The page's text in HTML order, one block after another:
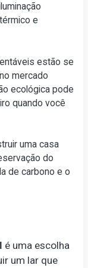
e
estão se
mercado
ecológica pode
quando você
uma casa
do
de carbono e o
é uma escolha
um lar que